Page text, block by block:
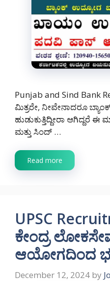
Punjab and Sind Bank
ಮಿತ್ರರೇ, ನೀವೇನಾದರೂ
ಹುಡುಕುತ್ತಿದ್ದೀರಾ ಆಗಿದ್ದರೆ
ಮತ್ತು ಸಿಂದ್ …
Read more
UPSC
ಕೇಂದ್ರ
ಆಯೋಗದಿಂದ
December 12, 2024 by